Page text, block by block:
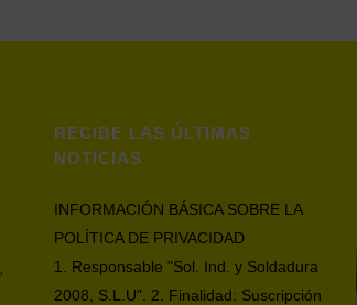
RECIBE LAS ÚLTIMAS
NOTICIAS
INFORMACIÓN BÁSICA SOBRE LA
POLÍTICA DE PRIVACIDAD
1. Responsable "Sol. Ind. y Soldadura
2008, S.L.U". 2. Finalidad: Suscripción